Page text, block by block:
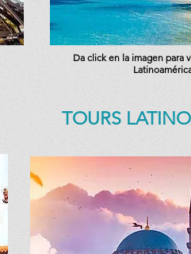
Da click en la imagen para
TOURS